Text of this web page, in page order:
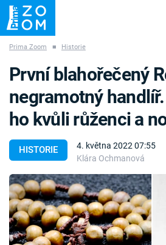
ZÁHADY VETŘELCI DÁVNOVĚKU
Témata
Témata
Pořady
Prima Zoom ■ Historie
HISTORIE
4. května 2022 07:55
Klára Ochmanová
První blahořečený
negramotný
ho kvůli růženci a